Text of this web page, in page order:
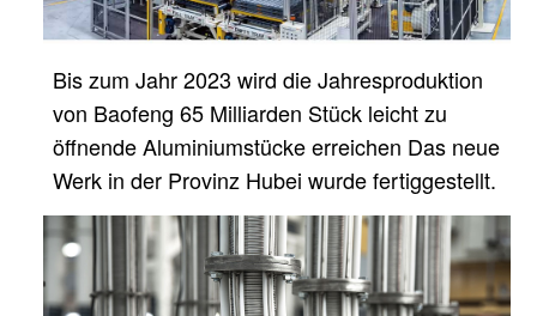
Bis zum Jahr 2023 wird die Jahresproduktion
von Baofeng 65 Milliarden Stück leicht zu
öffnende Aluminiumstücke erreichen Das neue
Werk in der Provinz Hubei wurde fertiggestellt.